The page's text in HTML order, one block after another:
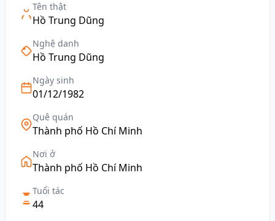
Tên thật
Hồ Trung Dũng
Nghệ danh
Hồ Trung Dũng
Ngày sinh
01/12/1982
Quê quán
Thành phố Hồ Chí Minh
Nơi ở
Thành phố Hồ Chí Minh
Tuổi tác
44